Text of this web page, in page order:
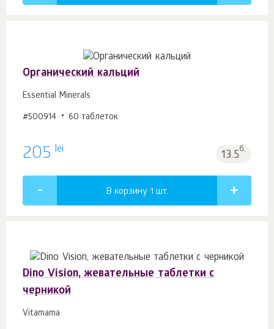
Органический кальций
Essential Minerals
#500914 60 таблеток
205 lei 13.5б.
В корзину 1 шт.
Dino Vision, жевательные таблетки с
черникой
Vitamama